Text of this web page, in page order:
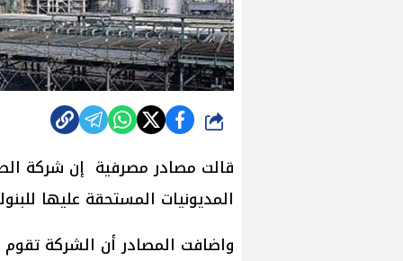
شارك
قالت مصادر مصرفية إن شركة
المديونيات المستحقة عليها للبنوك
واضافت المصادر أن الشركة تقوم